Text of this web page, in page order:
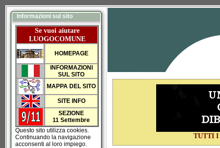
Informazioni sul sito
Se vuoi aiutare
LUOGOCOMUNE
HOMEPAGE
INFORMAZIONI
SUL SITO
MAPPA DEL SITO
SITE INFO
SEZIONE
11 Settembre
Questo sito utilizza cookies.
Continuando la navigazione
acconsenti al loro impiego.
TUTTI I